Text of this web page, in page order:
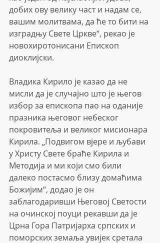
добих ову велику част и надам се,
вашим молитвама, да ће то бити на
изградњу Свете Цркве“, рекао је
новохиротонисани Епископ
диоклијски.
Владика Кирило је казао да не
мисли да је случајно што је његов
избор за епископа пао на оданије
празника његовог небеског
покровитеља и великог мисионара
Кирила. „Подвигом вјере и љубави
у Христу Свете браће Кирила и
Методија и ми који смо били
далеко постасмо близу домаћима
Божијим“, додао је он
заблагодаривши Његовој Светости
на очинској поуци рекавши да је
Црна Гора Патријарха српских и
поморских земаља увијек сретала